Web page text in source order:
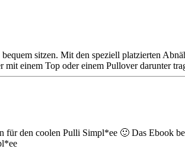
sitzen. Mit den speziell platzierten
einem Top oder einem Pullover darunter
für den coolen Pulli Simpl*ee 🙂 Das Ebook